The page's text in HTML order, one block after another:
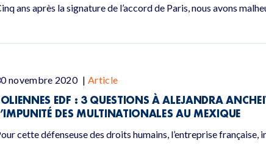
ans après la signature de l’accord de Paris, nous avons
novembre 2020 | Article
EDF : 3 QUESTIONS À ALEJANDRA
DES MULTINATIONALES AU MEXIQUE
cette défenseuse des droits humains, l’entreprise française,